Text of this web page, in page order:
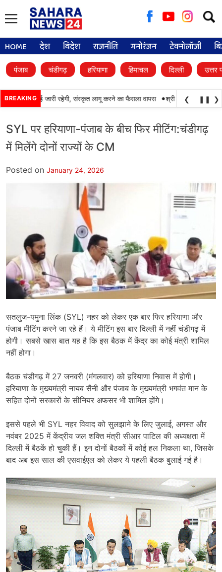
for:
HOME देश विदेश राजनीति मनोरंजन टेक्नोलॉजी
पंजाब चंडीगढ़ हरियाणा हिमाचल दिल्ली उत्तर
BREAKING
की पढ़ाई जारी रहेगी, संस्कृत लागू करने का फैसला वापस •श्री गुरु हरिकृष्ण साहिब
❮ ❚❚ ❯
SYL पर हरियाणा-पंजाब के बीच फिर मीटिंग:चंडीगढ़
में मिलेंगे दोनों राज्यों के CM
Posted on January 24, 2026
सतलुज-यमुना लिंक (SYL) नहर को लेकर एक बार फिर हरियाणा और
पंजाब मीटिंग करने जा रहे हैं। ये मीटिंग इस बार दिल्ली में नहीं चंडीगढ़ में
होगी। सबसे खास बात यह है कि इस बैठक में केंद्र का कोई मंत्री शामिल
नहीं होगा।
बैठक चंडीगढ़ में 27 जनवरी (मंगलवार) को हरियाणा निवास में होगी।
हरियाणा के मुख्यमंत्री नायब सैनी और पंजाब के मुख्यमंत्री भगवंत मान के
सहित दोनों सरकारों के सीनियर अफसर भी शामिल होंगे।
इससे पहले भी SYL नहर विवाद को सुलझाने के लिए जुलाई, अगस्त और
नवंबर 2025 में केंद्रीय जल शक्ति मंत्री सीआर पाटिल की अध्यक्षता में
दिल्ली में बैठकें हो चुकी हैं। इन दोनों बैठकों में कोई हल निकला था, जिसके
बाद अब इस साल की एसवाईएल को लेकर ये पहली बैठक बुलाई गई है।